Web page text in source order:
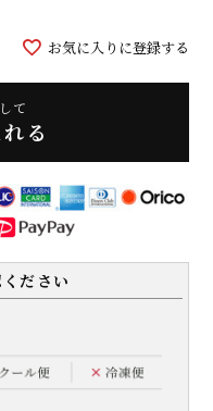
お気に入りに登録する
て
る
ださい